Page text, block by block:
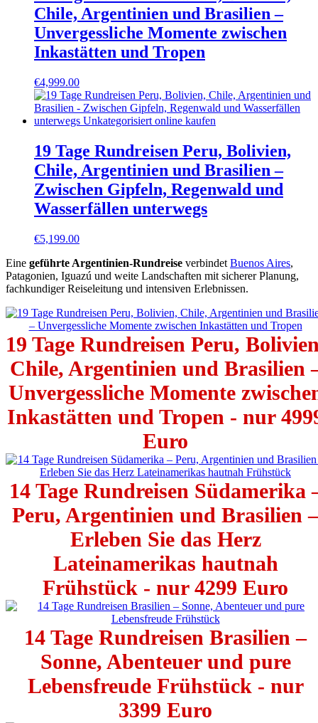
Chile, Argentinien und Brasilien –
Unvergessliche Momente zwischen
Inkastätten und Tropen
€4,999.00
19 Tage Rundreisen Peru, Bolivien,
Chile, Argentinien und Brasilien –
Zwischen Gipfeln, Regenwald und
Wasserfällen unterwegs
€5,199.00
Eine geführte Argentinien-Rundreise verbindet Buenos Aires,
Patagonien, Iguazú und weite Landschaften mit sicherer Planung,
fachkundiger Reiseleitung und intensiven Erlebnissen.
19 Tage Rundreisen Peru,
Chile, Argentinien und Brasilien
Unvergessliche Momente
Inkastätten und Tropen - nur
Euro
14 Tage Rundreisen Südamerika
Peru, Argentinien und Brasilien –
Erleben Sie das Herz
Lateinamerikas hautnah
Frühstück - nur 4299 Euro
14 Tage Rundreisen Brasilien –
Sonne, Abenteuer und pure
Lebensfreude Frühstück - nur
3399 Euro